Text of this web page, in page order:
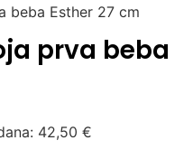
beba Esther 27 cm
prva beba
42,50€